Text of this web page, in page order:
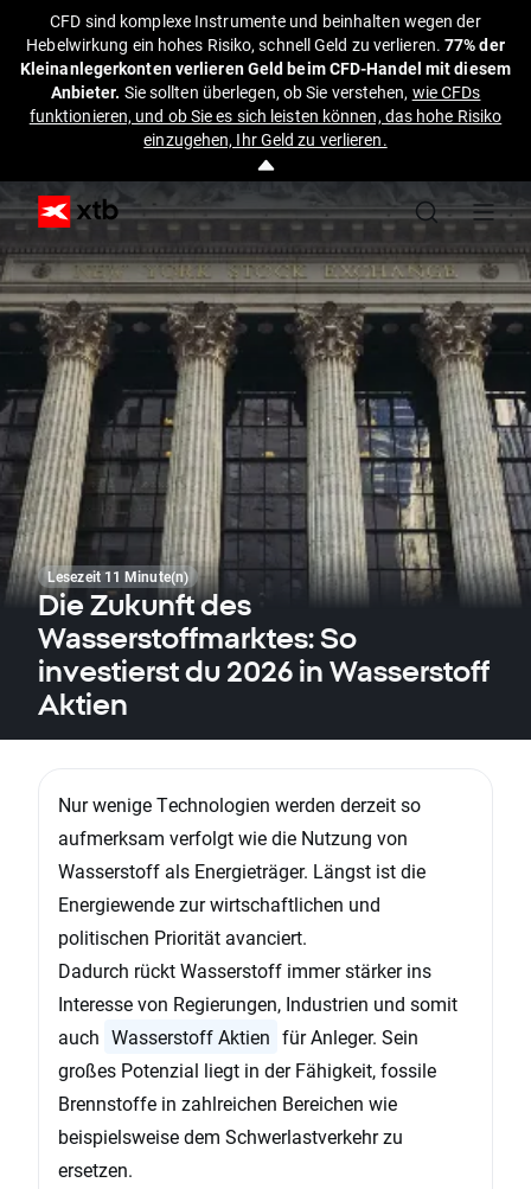
CFD sind komplexe Instrumente und beinhalten wegen der
Hebelwirkung ein hohes Risiko, schnell Geld zu verlieren.77% der
Kleinanlegerkonten verlieren Geld beim CFD-Handel mit diesem
Anbieter. Sie sollten überlegen, ob Sie verstehen, wie CFDs
funktionieren, und ob Sie es sich leisten können, das hohe Risiko
einzugehen, Ihr Geld zu verlieren.
Lesezeit 11 Minute(n)
Die Zukunft des
Wasserstoffmarktes: So
investierst du 2026 in Wasserstoff
Aktien
Nur wenige Technologien werden derzeit so
aufmerksam verfolgt wie die Nutzung von
Wasserstoff als Energieträger. Längst ist die
Energiewende zur wirtschaftlichen und
politischen Priorität avanciert.
Dadurch rückt Wasserstoff immer stärker ins
Interesse von Regierungen, Industrien und somit
auch Wasserstoff Aktien für Anleger. Sein
großes Potenzial liegt in der Fähigkeit, fossile
Brennstoffe in zahlreichen Bereichen wie
beispielsweise dem Schwerlastverkehr zu
ersetzen.